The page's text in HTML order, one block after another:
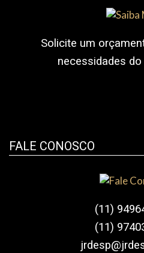
Solicite um
necessidades
FALE CONOSCO
(11)
(11)